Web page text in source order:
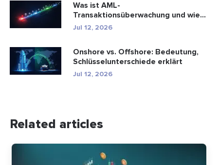
Was ist AML-
Transaktionsüberwachung und wie
funktioniert sie?
Jul 12, 2026
Onshore vs. Offshore: Bedeutung,
Schlüsselunterschiede erklärt
Jul 12, 2026
Related articles